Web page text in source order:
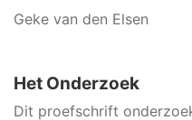
Geke van den Elsen
Het Onderzoek
Dit proefschrift